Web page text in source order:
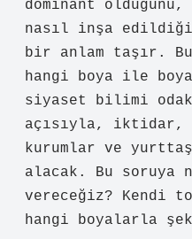
dominant
nasıl inşa
bir anlam taşır.
hangi boya ile
siyaset bilimi
açısıyla,
kurumlar ve
alacak. Bu soruya
vereceğiz? Kendi
hangi boyalarla